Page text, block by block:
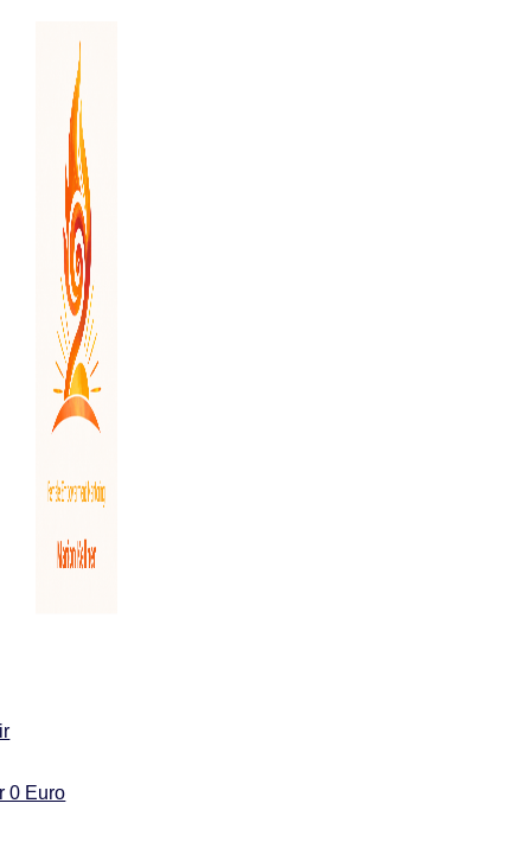
0 Euro